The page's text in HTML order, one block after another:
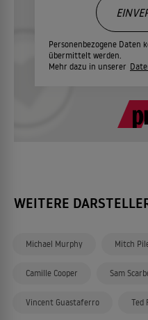
Personenbezogene
übermittelt werden.
Mehr dazu in unserer
WEITERE
Michael Murphy Mitch
Camille Cooper Sam
Vincent Guastaferro Ted